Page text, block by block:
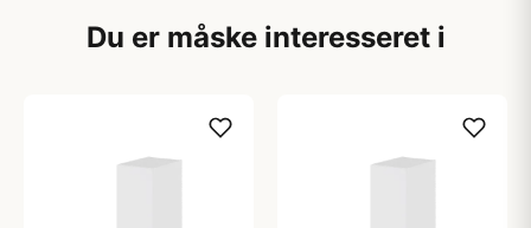
Du er måske interesseret i